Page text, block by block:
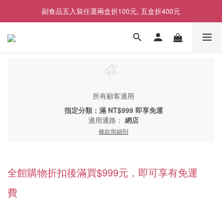
2026商品售價調整公告｜9月1日起適用
副食品五入裝任選兩盒折100元, 五盒折400元
2026商品售價調整公告｜9月1日起適用
所有顧客適用
指定分類：滿 NT$999 即享免運
適用通路： 網店
條款與細則
全館購物折扣後滿買$999元，即可享有免運
費